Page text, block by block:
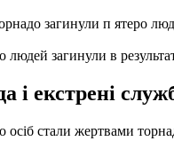
загинули в
і екстрені
стали жертвами